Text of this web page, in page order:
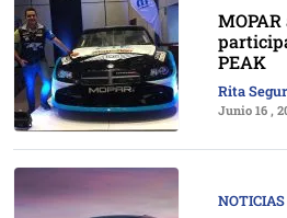
PEAK
Rita
Junio 16 ,
NOTICIAS